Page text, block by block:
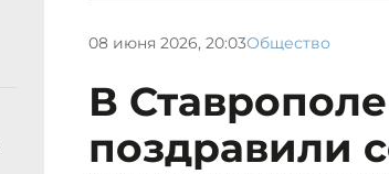
08 июня 2026, 20:03Общество
В
поздравили